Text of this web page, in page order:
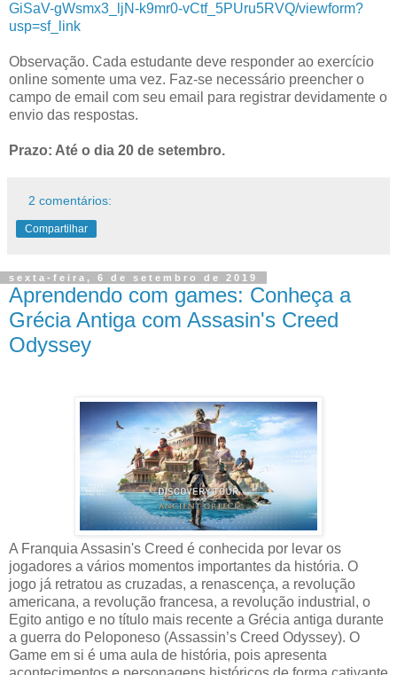
GiSaV-gWsmx3_ljN-k9mr0-vCtf_5PUru5RVQ/viewform?
usp=sf_link
Observação. Cada estudante deve responder ao exercício
online somente uma vez. Faz-se necessário preencher o
campo de email com seu email para registrar devidamente o
envio das respostas.
Prazo: Até o dia 20 de setembro.
2 comentários:
Compartilhar
sexta-feira, 6 de setembro de 2019
Aprendendo com games: Conheça a
Grécia Antiga com Assasin's Creed
Odyssey
A Franquia Assasin's Creed é conhecida por levar os
jogadores a vários momentos importantes da história. O
jogo já retratou as cruzadas, a renascença, a revolução
americana, a revolução francesa, a revolução industrial, o
Egito antigo e no título mais recente a Grécia antiga durante
a guerra do Peloponeso (Assassin’s Creed Odyssey). O
Game em si é uma aula de história, pois apresenta